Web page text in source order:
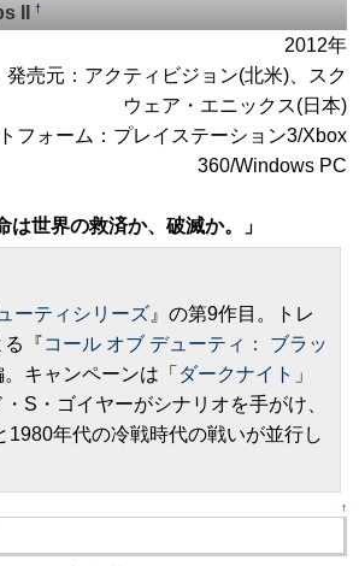
II
†
2012年
発売元：アクティビジョン(北米)、スク
ウェア・エニックス(日本)
フォーム：プレイステーション3/Xbox
360/Windows PC
は世界の救済か、破滅か。」
ーティシリーズ 』の第9作目。トレ
る『コール オブ デューティ： ブラッ
。キャンペーンは「 ダークナイト 」
S・ゴイヤーがシナリオを手がけ、
1980年代の冷戦時代の戦いが並行し
↑